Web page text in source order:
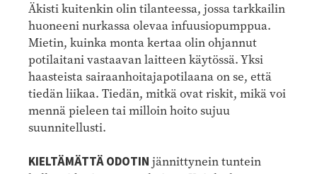
Äkisti kuitenkin olin tilanteessa, jossa tarkkailin
huoneeni nurkassa olevaa infuusiopumppua.
Mietin, kuinka monta kertaa olin ohjannut
potilaitani vastaavan laitteen käytössä. Yksi
haasteista sairaanhoitajapotilaana on se, että
tiedän liikaa. Tiedän, mitkä ovat riskit, mikä voi
mennä pieleen tai milloin hoito sujuu
suunnitellusti.
KIELTÄMÄTTÄ ODOTIN jännittynein tuntein